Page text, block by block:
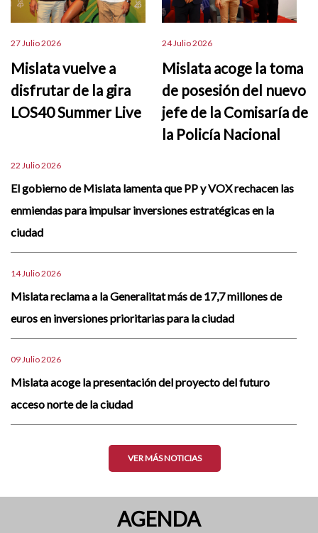
27 Julio 2026
Mislata vuelve a
disfrutar de la gira
LOS40 Summer Live
24 Julio 2026
Mislata acoge la toma
de posesión del nuevo
jefe de la Comisaría de
la Policía Nacional
22 Julio 2026
El gobierno de Mislata lamenta que PP y VOX rechacen las
enmiendas para impulsar inversiones estratégicas en la
ciudad
14 Julio 2026
Mislata reclama a la Generalitat más de 17,7 millones de
euros en inversiones prioritarias para la ciudad
09 Julio 2026
Mislata acoge la presentación del proyecto del futuro
acceso norte de la ciudad
VER MÁS NOTICIAS
AGENDA